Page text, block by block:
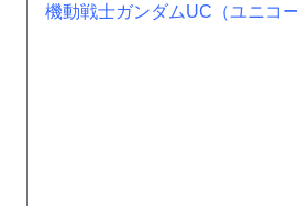
機動戦士ガンダムUC（ユニコー